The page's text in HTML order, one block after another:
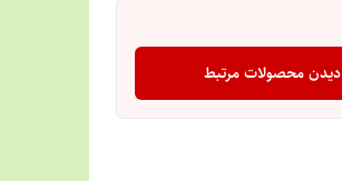
دیدن محصولات مرتبط